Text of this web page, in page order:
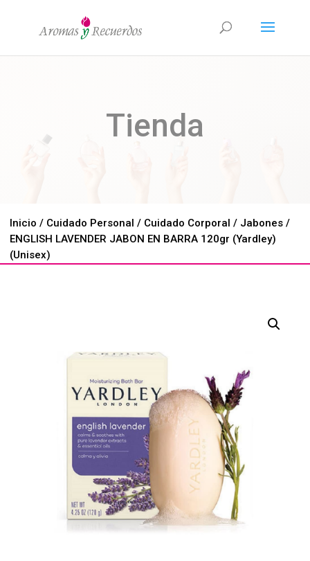
Tienda
Inicio / Cuidado Personal / Cuidado Corporal / Jabones /
ENGLISH LAVENDER JABON EN BARRA 120gr (Yardley)
(Unisex)